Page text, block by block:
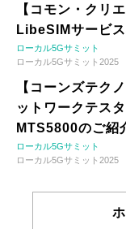
【コモン・クリ
LibeSIMサービ
ローカル5Gサミット
ローカル5Gサミット2025
【コーンズテ
ットワークテス
MTS5800のご紹
ローカル5Gサミット
ローカル5Gサミット2025